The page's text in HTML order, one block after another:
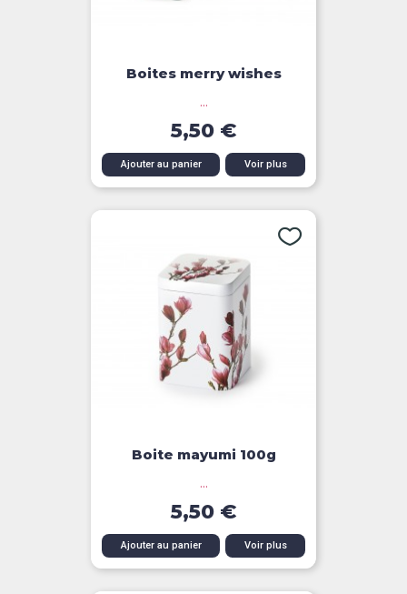
Boites merry wishes
...
5,50 €
Ajouter au panier Voir plus
Boite mayumi 100g
...
5,50 €
Ajouter au panier Voir plus